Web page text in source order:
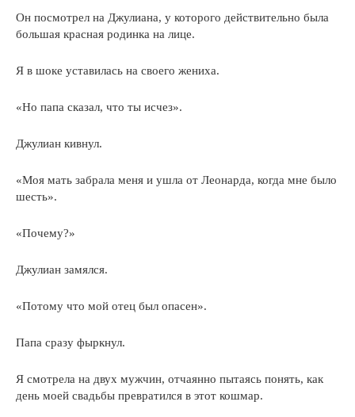
Он посмотрел на Джулиана, у которого действительно была
большая красная родинка на лице.
Я в шоке уставилась на своего жениха.
«Но папа сказал, что ты исчез».
Джулиан кивнул.
«Моя мать забрала меня и ушла от Леонарда, когда мне было
шесть».
«Почему?»
Джулиан замялся.
«Потому что мой отец был опасен».
Папа сразу фыркнул.
Я смотрела на двух мужчин, отчаянно пытаясь понять, как
день моей свадьбы превратился в этот кошмар.